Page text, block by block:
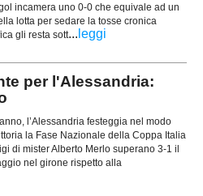
incamera uno 0-0 che equivale ad un
lotta per sedare la tosse cronica
gli resta sott... leggi
per l'Alessandria:
l’Alessandria festeggia nel modo
la Fase Nazionale della Coppa Italia
di mister Alberto Merlo superano 3-1 il
nel girone rispetto alla